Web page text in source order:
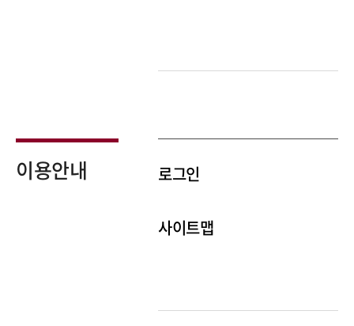
이용안내 로그인
사이트맵